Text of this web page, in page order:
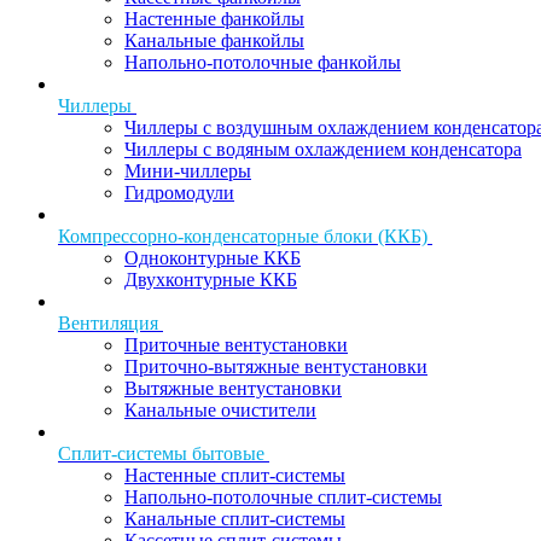
Настенные фанкойлы
Канальные фанкойлы
Напольно-потолочные фанкойлы
Чиллеры
Чиллеры с воздушным охлаждением
Чиллеры с водяным охлаждением конденсатора
Мини-чиллеры
Гидромодули
Компрессорно-конденсаторные блоки (ККБ)
Одноконтурные ККБ
Двухконтурные ККБ
Вентиляция
Приточные вентустановки
Приточно-вытяжные вентустановки
Вытяжные вентустановки
Канальные очистители
Сплит-системы бытовые
Настенные сплит-системы
Напольно-потолочные сплит-системы
Канальные сплит-системы